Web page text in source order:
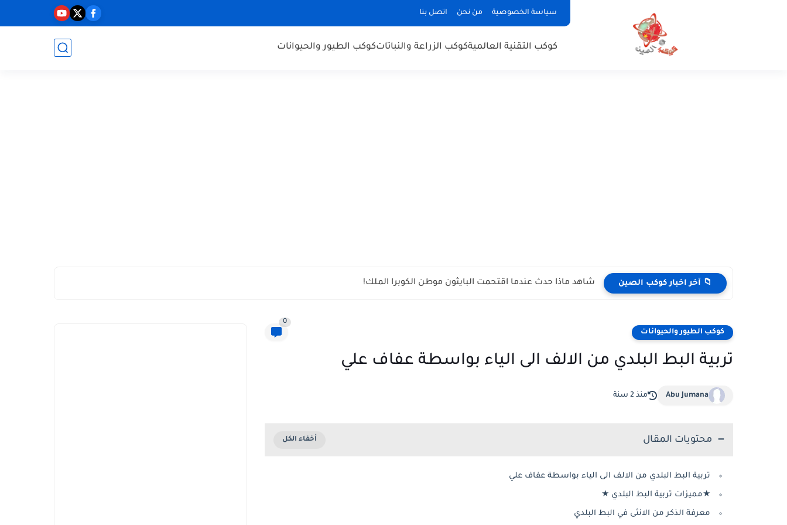
سياسة الخصوصية من نحن اتصل بنا
كوكب التقنية العالميةكوكب الزراعة والنباتاتكوكب الطيور والحيوانات
📁 آخر اخبار كوكب الصين شاهد ماذا حدث عندما اقتحمت البايثون موطن الكوبرا الملك!
كوكب الطيور والحيوانات
0
تربية البط البلدي من الالف الى الياء بواسطة عفاف علي
Abu Jumana منذ 2 سنة
محتويات المقال
تربية البط البلدي من الالف الى الياء بواسطة عفاف علي
★مميزات تربية البط البلدي ★
معرفة الذكر من الانثى في البط البلدي